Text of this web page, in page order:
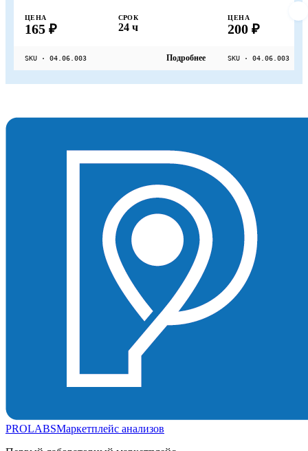
ЦЕНА
165 ₽
СРОК
24 ч
SKU · 04.06.003 Подробнее
ЦЕНА
200 ₽
SKU · 04.06.003
PROLABSМаркетплейс анализов